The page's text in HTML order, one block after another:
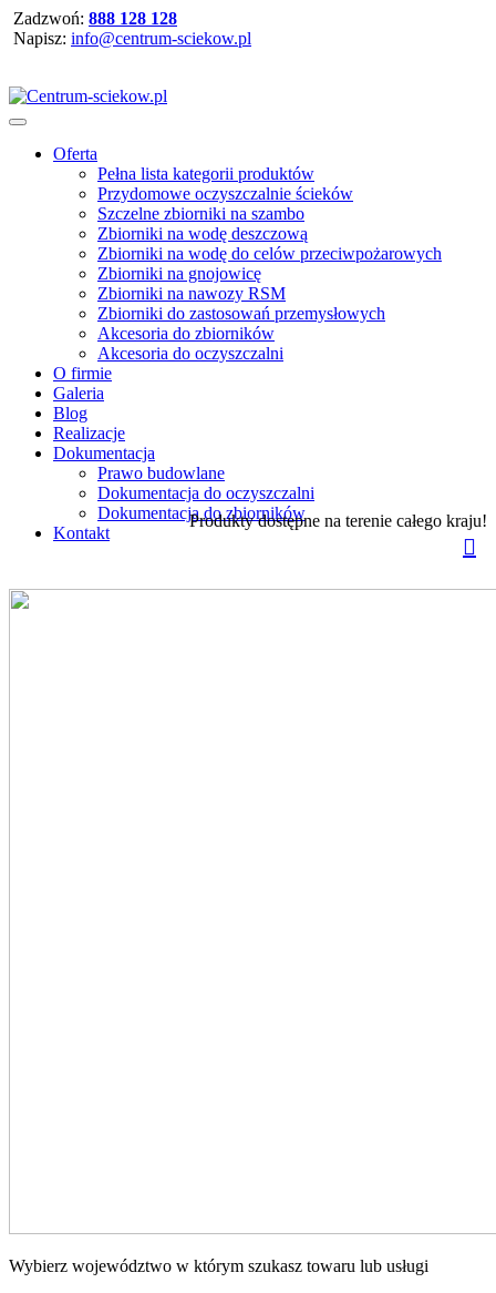
Zadzwoń: 888 128 128
Napisz: info@centrum-sciekow.pl
Oferta
Pełna lista kategorii produktów
Przydomowe oczyszczalnie ścieków
Szczelne zbiorniki na szambo
Zbiorniki na wodę deszczową
Zbiorniki na wodę do celów przeciwpożarowych
Zbiorniki na gnojowicę
Zbiorniki na nawozy RSM
Zbiorniki do zastosowań przemysłowych
Akcesoria do zbiorników
Akcesoria do oczyszczalni
O firmie
Galeria
Blog
Realizacje
Dokumentacja
Prawo budowlane
Dokumentacja do oczyszczalni
Dokumentacja do zbiorników
Kontakt
Produkty dostępne na terenie całego kraju!
Wybierz województwo w którym szukasz towaru lub usługi